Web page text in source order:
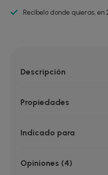
Recíbelo donde quieras, en
Descripción
Propiedades
Indicado para
Opiniones (4)